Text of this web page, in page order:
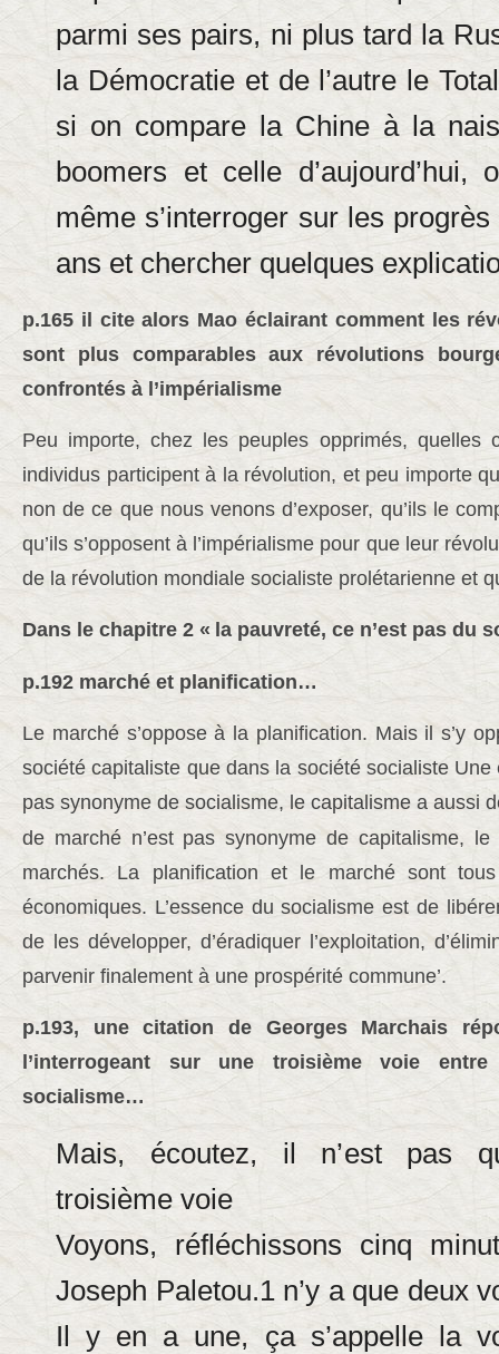
parmi ses pairs, ni plus tard la
la Démocratie et de l’autre le
si on compare la Chine à la
boomers et celle d’aujourd’hui,
même s’interroger sur les
ans et chercher quelques
p.165 il cite alors Mao éclairant comment les
sont plus comparables aux révolutions
confrontés à l’impérialisme
Peu importe, chez les peuples opprimés, quelles
individus participent à la révolution, et peu importe
non de ce que nous venons d’exposer, qu’ils le
qu’ils s’opposent à l’impérialisme pour que leur
de la révolution mondiale socialiste prolétarienne et
Dans le chapitre 2 « la pauvreté, ce n’est pas du
p.192 marché et planification…
Le marché s’oppose à la planification. Mais il s’y
société capitaliste que dans la société socialiste Une
pas synonyme de socialisme, le capitalisme a aussi
de marché n’est pas synonyme de capitalisme,
marchés. La planification et le marché sont
économiques. L’essence du socialisme est de
de les développer, d’éradiquer l’exploitation,
parvenir finalement à une prospérité commune’.
p.193, une citation de Georges Marchais
l’interrogeant sur une troisième voie entre
socialisme…
Mais, écoutez, il n’est pas
troisième voie
Voyons, réfléchissons cinq
Joseph Paletou.1 n’y a que deux
Il y en a une, ça s’appelle la